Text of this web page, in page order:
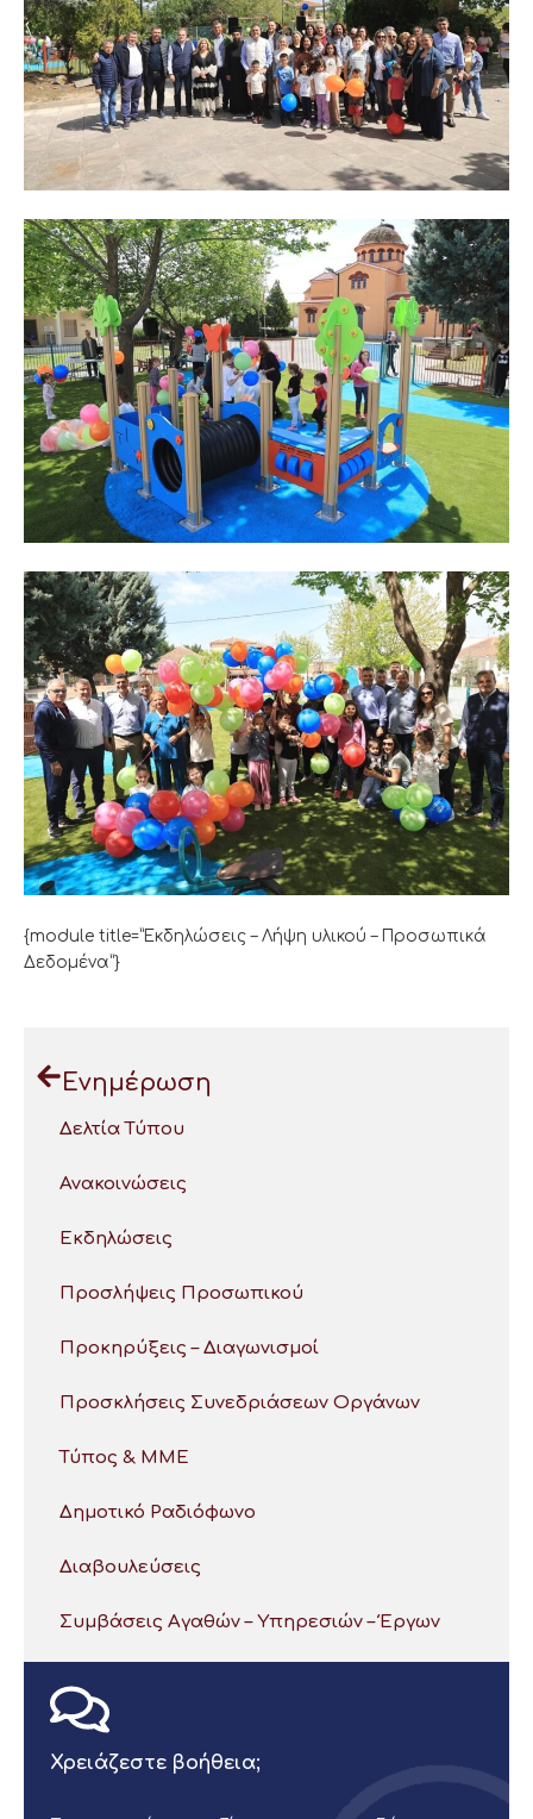
{module title=”Εκδηλώσεις – Λήψη υλικού – Προσωπικά
Δεδομένα”}
Ενημέρωση
Δελτία Τύπου
Ανακοινώσεις
Εκδηλώσεις
Προσλήψεις Προσωπικού
Προκηρύξεις – Διαγωνισμοί
Προσκλήσεις Συνεδριάσεων Οργάνων
Τύπος & ΜΜΕ
Δημοτικό Ραδιόφωνο
Διαβουλεύσεις
Συμβάσεις Αγαθών – Υπηρεσιών – Έργων
Χρειάζεστε βοήθεια;